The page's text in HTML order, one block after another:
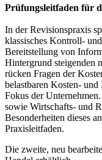
Prüfungsleitfaden für
In der Revisionspraxis
klassisches Kontroll-
Bereitstellung von
Hintergrund steigenden
rücken Fragen der
belastbaren Kosten-
Fokus der
sowie Wirtschafts- und
Besonderheiten dieses
Praxisleitfaden.
Die zweite, neu